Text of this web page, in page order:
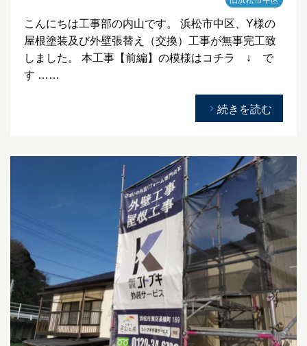
こんにちは工事部の内山です。 浜松市中区、Y様の
屋根塗装及び外壁張替え（交換）工事が無事完工致
しました。 本工事【前編】の模様はコチラ ↓ で
す ……
続きを読む